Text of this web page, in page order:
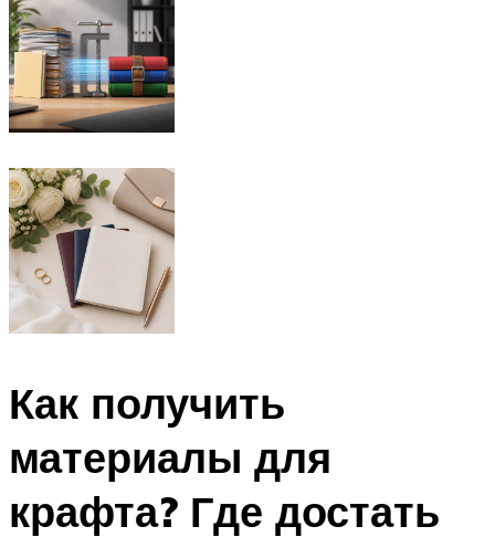
Как получить
материалы для
крафта? Где достать